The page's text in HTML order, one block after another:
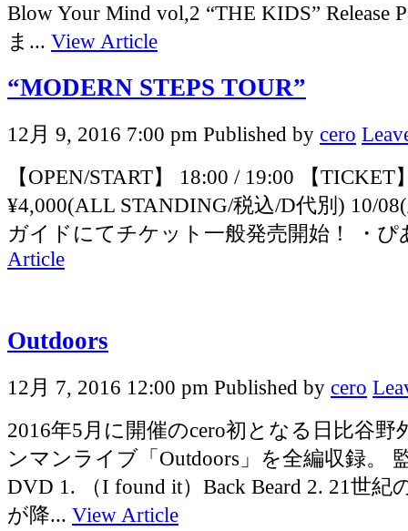
Blow Your Mind vol,2 “THE KIDS” Release
ま... View Article
“MODERN STEPS TOUR”
12月 9, 2016 7:00 pm Published by cero
【OPEN/START】 18:00 / 19:00 【TICKET
¥4,000(ALL STANDING/税込/D代別) 10/
ガイドにてチケット一般発売開始！ ・ぴ
Article
Outdoors
12月 7, 2016 12:00 pm Published by cero
2016年5月に開催のcero初となる日比谷野
ンマンライブ「Outdoors」を全編収録。
DVD 1. （I found it）Back Beard 2. 21世紀
が降... View Article